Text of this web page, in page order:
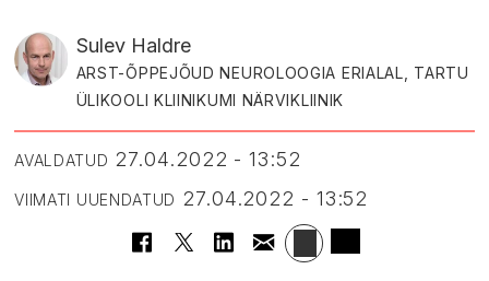
Sulev Haldre
ARST-ÕPPEJÕUD NEUROLOOGIA ERIALAL, TARTU
ÜLIKOOLI KLIINIKUMI NÄRVIKLIINIK
AVALDATUD 27.04.2022 - 13:52
VIIMATI UUENDATUD 27.04.2022 - 13:52